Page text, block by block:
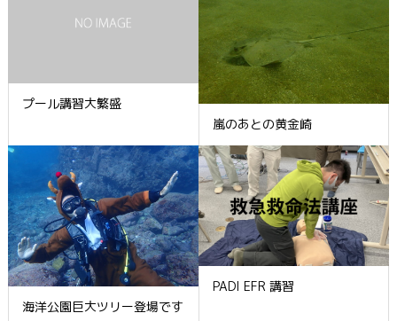
プール講習大繁盛
嵐のあとの黄金崎
海洋公園巨大ツリー登場です
PADI EFR 講習